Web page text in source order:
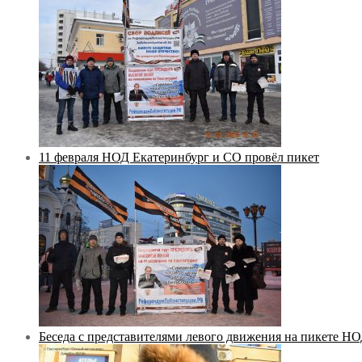
11 февраля НОД Екатеринбург и СО провёл пикет
Беседа с представителями левого движения на пикете